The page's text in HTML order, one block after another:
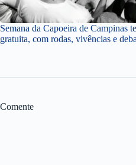
Semana da Capoeira de Campinas
gratuita, com rodas, vivências e
Comente